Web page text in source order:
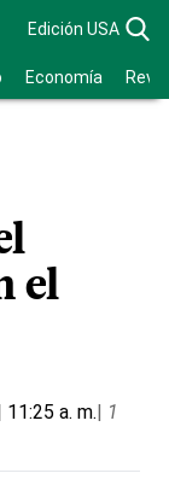
Edición USA
Economía
el
a. m.| 1